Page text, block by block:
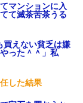
マンションに入
て滅茶苦茶うる
買えない貧乏は嫌
った＾＾」私
した結果